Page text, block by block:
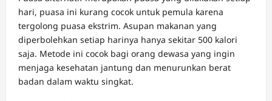
hari, puasa ini kurang cocok untuk pemula karena
tergolong puasa ekstrim. Asupan makanan yang
diperbolehkan setiap harinya hanya sekitar 500 kalori
saja. Metode ini cocok bagi orang dewasa yang ingin
menjaga kesehatan jantung dan menurunkan berat
badan dalam waktu singkat.